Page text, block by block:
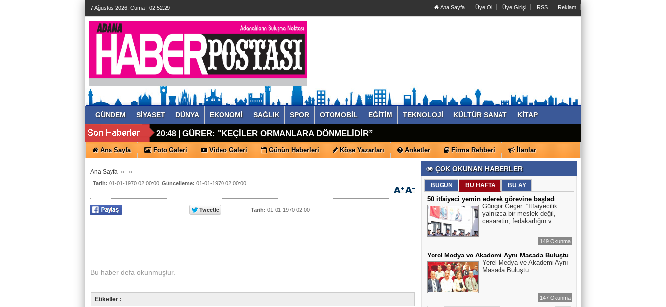
7 Ağustos 2026, Cuma | 02:52:30 Ana Sayfa Üye Ol Üye Girişi RSS Reklam
GÜNDEM SİYASET DÜNYA EKONOMİ SAĞLIK SPOR OTOMOBİL EĞİTİM TEKNOLOJİ KÜLTÜR SANAT KİTAP
20:48 | GÜRER: "KEÇİLER ORMANLARA DÖNMELİDİR”
Ana Sayfa Foto Galeri Video Galeri Günün Haberleri Köşe Yazarları Anketler Firma Rehberi İlanlar
Ana Sayfa » »
Tarih: 01-01-1970 02:00:00 Güncelleme: 01-01-1970 02:00:00
Tarih: 01-01-1970 02:00
Bu haber defa okunmuştur.
Etiketler :
ÇOK OKUNAN HABERLER
BUGÜN BU HAFTA BU AY
50 itfaiyeci yemin ederek görevine başladı
Güngör Geçer: “İtfaiyecilik
yalnızca bir meslek değil,
cesaretin, fedakarlığın v..
149 Okunma
Yerel Medya ve Akademi Aynı Masada Buluştu
Yerel Medya ve Akademi Aynı
Masada Buluştu
147 Okunma